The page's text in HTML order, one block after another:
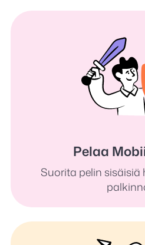
Pelaa
Suorita pelin